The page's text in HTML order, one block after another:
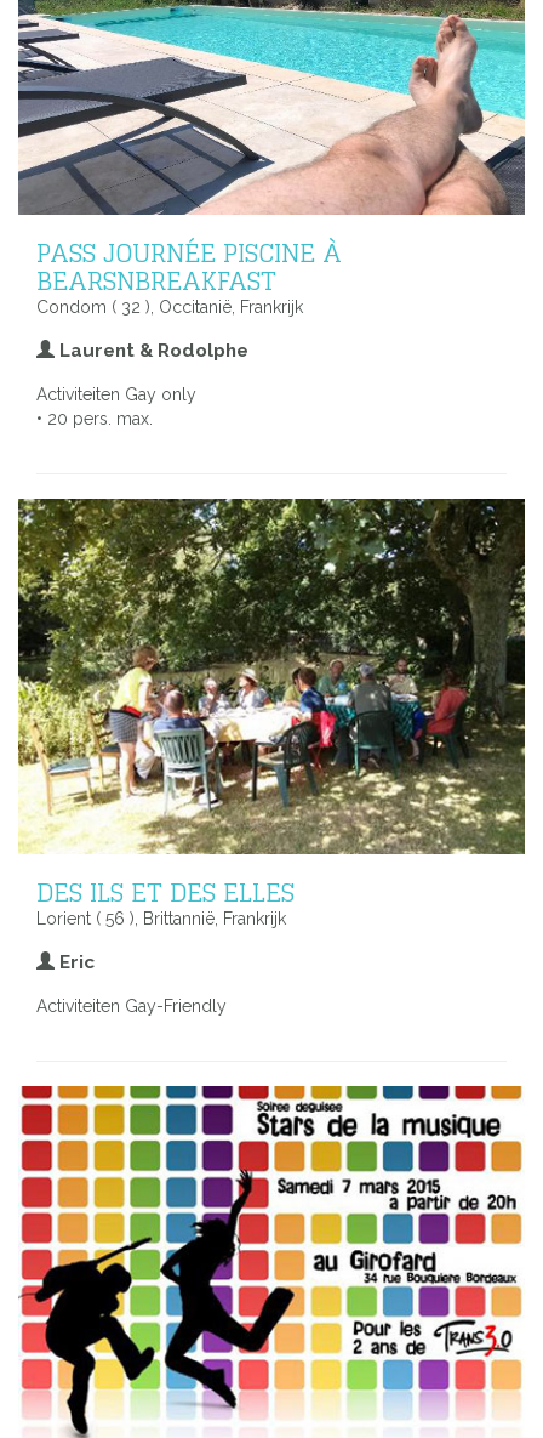
PASS JOURNÉE PISCINE À
BEARSNBREAKFAST
Condom ( 32 ), Occitanië, Frankrijk
Laurent & Rodolphe
Activiteiten Gay only
• 20 pers. max.
DES ILS ET DES ELLES
Lorient ( 56 ), Brittannië, Frankrijk
Eric
Activiteiten Gay-Friendly